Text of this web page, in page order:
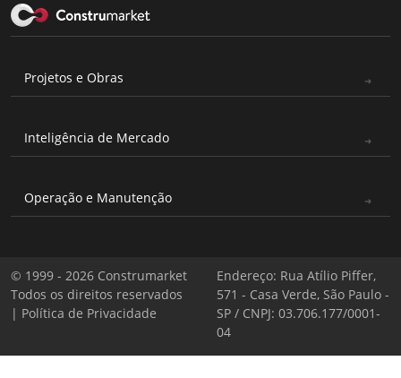
Projetos e Obras
Inteligência de Mercado
Operação e Manutenção
© 1999 - 2026 Construmarket
Todos os direitos reservados
| Política de Privacidade
Endereço: Rua Atílio Piffer,
571 - Casa Verde, São Paulo -
SP / CNPJ: 03.706.177/0001-
04